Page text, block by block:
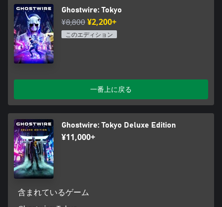
Ghostwire: Tokyo
¥8,800¥2,200+
このエディション
一番上に戻る
Ghostwire: Tokyo Deluxe Edition
¥11,000+
含まれているゲーム